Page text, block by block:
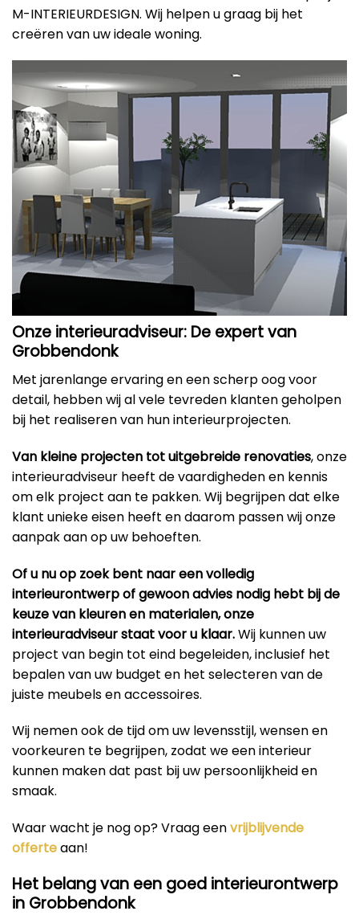
M-INTERIEURDESIGN. Wij helpen u graag bij het
creëren van uw ideale woning.
Onze interieuradviseur: De expert van
Grobbendonk
Met jarenlange ervaring en een scherp oog voor
detail, hebben wij al vele tevreden klanten geholpen
bij het realiseren van hun interieurprojecten.
Van kleine projecten tot uitgebreide renovaties, onze
interieuradviseur heeft de vaardigheden en kennis
om elk project aan te pakken. Wij begrijpen dat elke
klant unieke eisen heeft en daarom passen wij onze
aanpak aan op uw behoeften.
Of u nu op zoek bent naar een volledig
interieurontwerp of gewoon advies nodig hebt bij de
keuze van kleuren en materialen, onze
interieuradviseur staat voor u klaar.Wij kunnen uw
project van begin tot eind begeleiden, inclusief het
bepalen van uw budget en het selecteren van de
juiste meubels en accessoires.
Wij nemen ook de tijd om uw levensstijl, wensen en
voorkeuren te begrijpen, zodat we een interieur
kunnen maken dat past bij uw persoonlijkheid en
smaak.
Waar wacht je nog op? Vraag eenvrijblijvende
offerteaan!
Het belang van een goed interieurontwerp
in Grobbendonk